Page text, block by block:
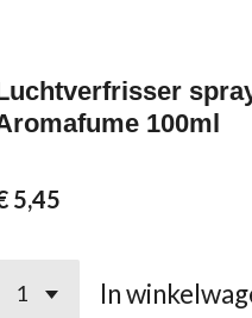
100ml
5,45
In